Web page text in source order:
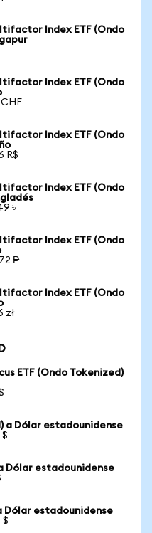
Index ETF (Ondo
Index ETF (Ondo
Index ETF (Ondo
R$
Index ETF (Ondo
৳
Index ETF (Ondo
₱
Index ETF (Ondo
zł
ETF (Ondo Tokenized)
a Dólar estadounidense
$
Dólar estadounidense
Dólar estadounidense
$